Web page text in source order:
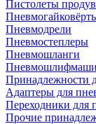
Пистолеты
Пневмодрели
Пневмостеплеры
Пневмошланги
Принадлежности
Адаптеры для
Переходники для
Прочие